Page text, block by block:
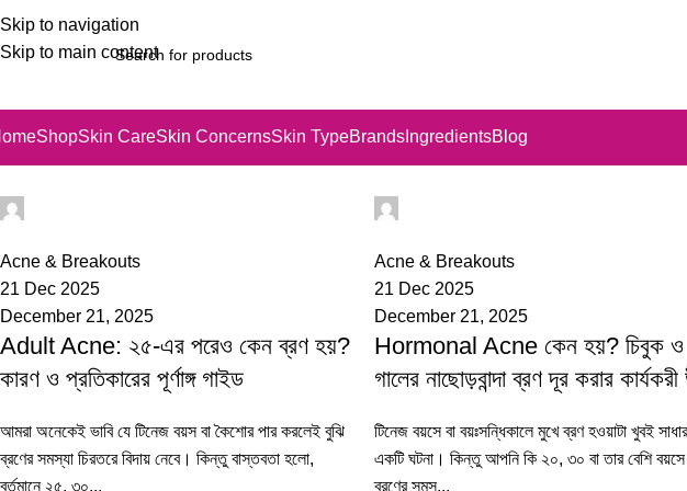
Skip to navigation
Skip to main content
ShopSkin CareSkin ConcernsSkin TypeBrands IngredientsBlog
Acne & Breakouts
21 Dec 2025
December 21, 2025
Adult Acne: ২৫-এর পরেও কেন ব্রণ হয়?
কারণ ও প্রতিকারের পূর্ণাঙ্গ গাইড
আমরা অনেকেই ভাবি যে টিনেজ বয়স বা কৈশোর পার করলেই বুঝি
ব্রণের সমস্যা চিরতরে বিদায় নেবে। কিন্তু বাস্তবতা হলো,
বর্তমানে ২৫, ৩০...
Acne & Breakouts
21 Dec 2025
December 21, 2025
Hormonal Acne কেন হয়? চিবুক ও
গালের নাছোড়বান্দা ব্রণ দূর করার
টিনেজ বয়সে বা বয়ঃসন্ধিকালে মুখে ব্রণ হওয়াটা খুবই
একটি ঘটনা। কিন্তু আপনি কি ২০, ৩০ বা তার বেশি
ব্রণের সমস...